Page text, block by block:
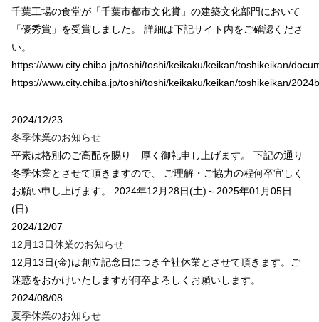
千葉工場の食堂が「千葉市都市文化賞」の建築文化部門において
「優秀賞」を受賞しました。 詳細は下記サイト内をご確認くださ
い。
https://www.city.chiba.jp/toshi/toshi/keikaku/keikan/toshikeikan/
https://www.city.chiba.jp/toshi/toshi/keikaku/keikan/toshikeikan/
2024/12/23
冬季休業のお知らせ
平素は格別のご高配を賜り 厚く御礼申し上げます。 下記の通り
冬季休業とさせて頂きますので、 ご理解・ご協力の程何卒宜しく
お願い申し上げます。 2024年12月28日(土)～2025年01月05日
(日)
2024/12/07
12月13日休業のお知らせ
12月13日(金)は創立記念日につき全社休業とさせて頂きます。ご
迷惑をおかけいたしますが何卒よろしくお願いします。
2024/08/08
夏季休業のお知らせ